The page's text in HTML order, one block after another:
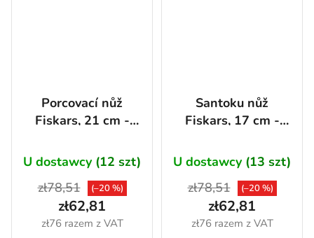
Porcovací nůž
Fiskars, 21 cm -
U dostawcy (12 szt)
zł76 razem z VAT
zł62,81
zł78,51 (–20 %)
Santoku nůž
Fiskars, 17 cm -
U dostawcy (13 szt)
zł76 razem z VAT
zł62,81
zł78,51 (–20 %)